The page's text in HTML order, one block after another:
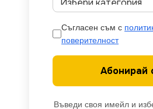
Съгласен съм с
поверителност
Абонирай
Въведи своя имейл и